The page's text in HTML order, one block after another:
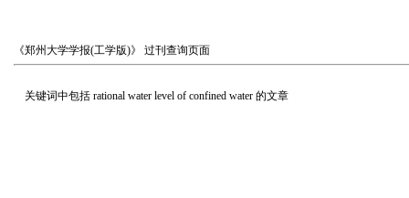
《郑州大学学报(工学版)》 过刊查询页面
关键词中包括 rational water level of confined water 的文章